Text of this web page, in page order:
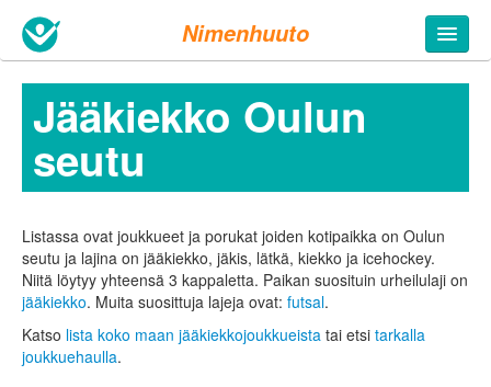
Nimenhuuto
Jääkiekko Oulun
seutu
Listassa ovat joukkueet ja porukat joiden kotipaikka on Oulun
seutu ja lajina on jääkiekko, jäkis, lätkä, kiekko ja icehockey.
Niitä löytyy yhteensä 3 kappaletta. Paikan suosituin urheilulaji on
jääkiekko. Muita suosittuja lajeja ovat: futsal.
Katso lista koko maan jääkiekkojoukkueista tai etsi tarkalla
joukkuehaulla.